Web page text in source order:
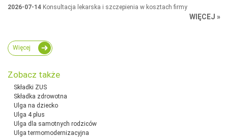
2026-07-14 Konsultacja lekarska i szczepienia w kosztach firmy
WIĘCEJ »
Więcej
Zobacz także
Składki ZUS
Składka zdrowotna
Ulga na dziecko
Ulga 4 plus
Ulga dla samotnych rodziców
Ulga termomodernizacyjna